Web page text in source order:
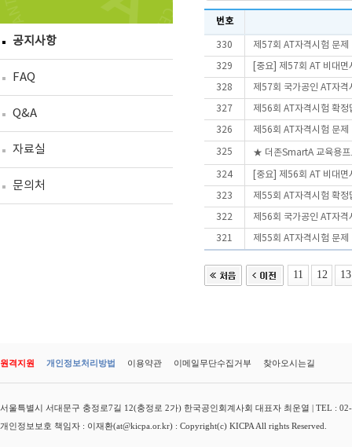
공지사항
FAQ
Q&A
자료실
문의처
번호
330 제57회 AT자격시험 문
329 [중요] 제57회 AT 비대
328 제57회 국가공인 AT자격
327 제56회 AT자격시험 확정
326 제56회 AT자격시험 문
325 ★ 더존SmartA 교육용
324 [중요] 제56회 AT 비대
323 제55회 AT자격시험 확정
322 제56회 국가공인 AT자격
321 제55회 AT자격시험 문
11 12 13
원격지원 개인정보처리방법 이용약관 이메일무단수집거부 찾아오시는길
서울특별시 서대문구 충정로7길 12(충정로 2가) 한국공인회계사회 대표자 최운열 | TEL :
개인정보보호 책임자 : 이재환(at@kicpa.or.kr) : Copyright(c) KICPA All rights Reserved.